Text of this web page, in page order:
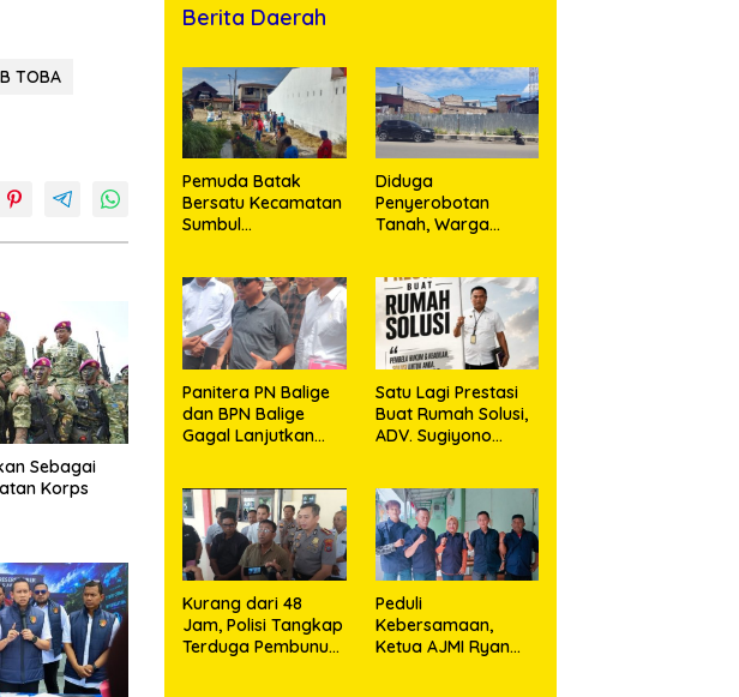
TOBA
Sebagai
Korps
Berita Daerah
Pemuda Batak
Bersatu Kecamatan
Sumbul
Pembersihan
Massal Sambut HUT
Korem 023/KS dan
HUT Ke-81
Kemerdekaan RI
Diduga
Penyerobotan
Tanah, Warga
Memperjuangkan
Hak Kepemilikan
Panitera PN Balige
dan BPN Balige
Gagal Lanjutkan
Sebut Objek Salah
Lokasi
Satu Lagi Prestasi
Buat Rumah Solusi,
ADV. Sugiyono
Kurang dari 48
Jam, Polisi Tangkap
Terduga Pembunuh
Peduli
Kebersamaan,
Ketua AJMI Ryan